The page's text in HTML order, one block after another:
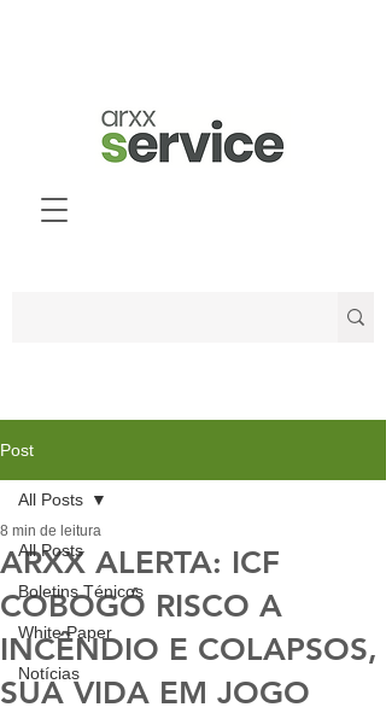
Post
All Posts
Boletins Ténicos
White Paper
Notícias
All Posts
ARXX ALERTA: ICF
COBOGÓ RISCO A
INCÊNDIO E COLAPSOS,
SUA VIDA EM JOGO
8 min de leitura